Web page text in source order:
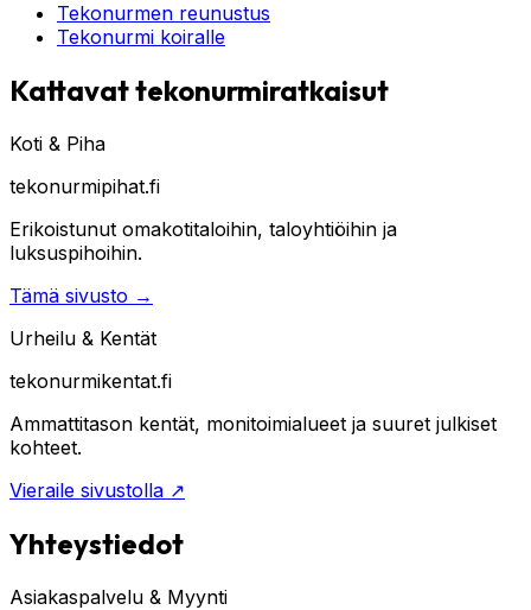
Tekonurmen reunustus
Tekonurmi koiralle
Kattavat tekonurmiratkaisut
Koti & Piha
tekonurmipihat.fi
Erikoistunut omakotitaloihin, taloyhtiöihin ja
luksuspihoihin.
Tämä sivusto →
Urheilu & Kentät
tekonurmikentat.fi
Ammattitason kentät, monitoimialueet ja suuret julkiset
kohteet.
Vieraile sivustolla ↗
Yhteystiedot
Asiakaspalvelu & Myynti